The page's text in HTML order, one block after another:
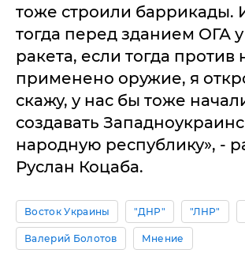
тоже строили баррикады.
тогда перед зданием ОГА
ракета, если тогда против
применено оружие, я
скажу, у нас бы тоже
создавать
народную республику», -
Руслан Коцаба.
Восток Украины "ДНР" "ЛНР"
Валерий Болотов Мнение